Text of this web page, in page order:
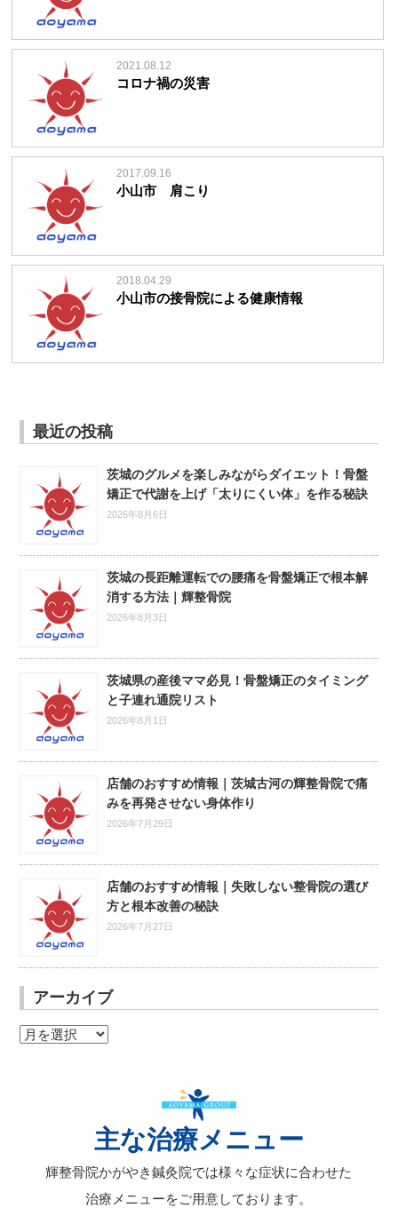
2021.08.12
コロナ禍の災害
2017.09.16
小山市 肩こり
2018.04.29
小山市の接骨院による健康情報
最近の投稿
茨城のグルメを楽しみながらダイエット！骨盤
矯正で代謝を上げ「太りにくい体」を作る秘訣
2026年8月6日
茨城の長距離運転での腰痛を骨盤矯正で根本解
消する方法｜輝整骨院
2026年8月3日
茨城県の産後ママ必見！骨盤矯正のタイミング
と子連れ通院リスト
2026年8月1日
店舗のおすすめ情報｜茨城古河の輝整骨院で痛
みを再発させない身体作り
2026年7月29日
店舗のおすすめ情報｜失敗しない整骨院の選び
方と根本改善の秘訣
2026年7月27日
アーカイブ
ア
主な治療メニュー
輝整骨院かがやき鍼灸院では様々な症状に合わせた
治療メニューをご用意しております。